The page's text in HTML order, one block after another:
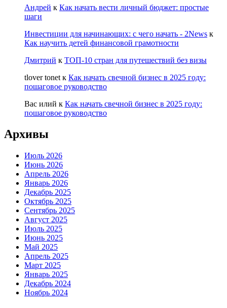
Андрей к Как начать вести личный бюджет: простые
шаги
Инвестиции для начинающих: с чего начать - 2News к
Как научить детей финансовой грамотности
Дмитрий к ТОП-10 стран для путешествий без визы
tlover tonet к Как начать свечной бизнес в 2025 году:
пошаговое руководство
Вас илий к Как начать свечной бизнес в 2025 году:
пошаговое руководство
Архивы
Июль 2026
Июнь 2026
Апрель 2026
Январь 2026
Декабрь 2025
Октябрь 2025
Сентябрь 2025
Август 2025
Июль 2025
Июнь 2025
Май 2025
Апрель 2025
Март 2025
Январь 2025
Декабрь 2024
Ноябрь 2024